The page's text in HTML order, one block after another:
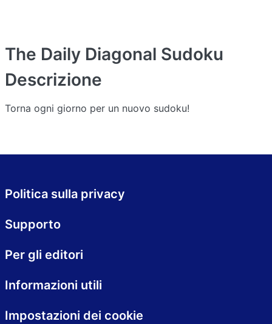
The Daily Diagonal Sudoku
Descrizione
Torna ogni giorno per un nuovo sudoku!
Politica sulla privacy
Supporto
Per gli editori
Informazioni utili
Impostazioni dei cookie